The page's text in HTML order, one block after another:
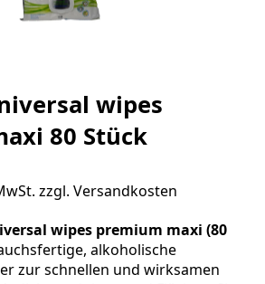
wipes
80 Stück
zzgl. Versandkosten
wipes premium maxi (80
alkoholische
zur schnellen und wirksamen